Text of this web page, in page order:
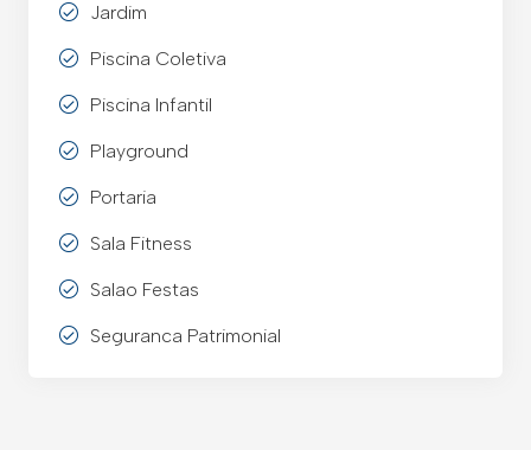
Jardim
Piscina Coletiva
Piscina Infantil
Playground
Portaria
Sala Fitness
Salao Festas
Seguranca Patrimonial